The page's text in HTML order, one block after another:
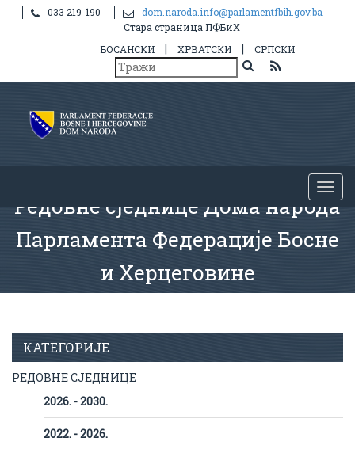
033 219-190
dom.naroda.info@parlamentfbih.gov.ba
Стара страница ПФБиХ
БОСАНСКИ
| ХРВАТСКИ | СРПСКИ
Редовне сједнице Дома народа
Парламента Федерације Босне
и Херцеговине
КАТЕГОРИЈЕ
РЕДОВНЕ СЈЕДНИЦЕ
2026. - 2030.
2022. - 2026.